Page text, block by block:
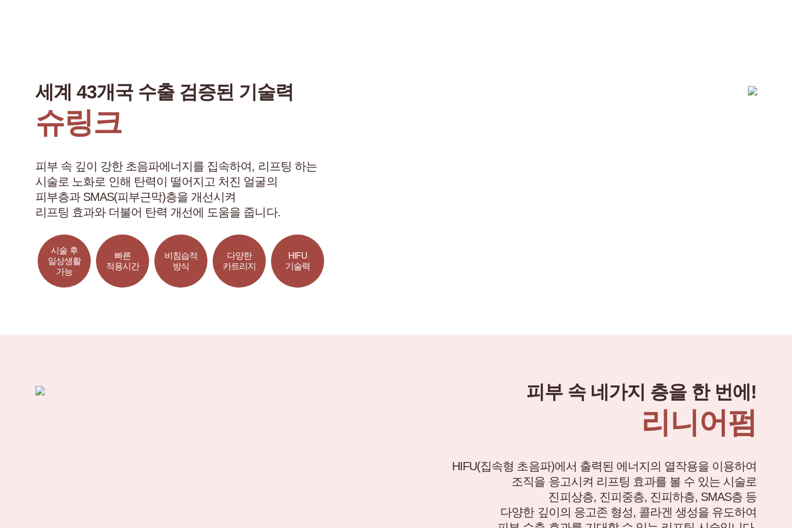
세계 43개국 수출 검증된 기술력
슈링크
피부 속 깊이 강한 초음파에너지를 집속하여, 리프팅 하는
시술로 노화로 인해 탄력이 떨어지고 처진 얼굴의
피부층과 SMAS(피부근막)층을 개선시켜
리프팅 효과와 더불어 탄력 개선에 도움을 줍니다.
시술 후
일상생활
가능
빠른
적용시간
비침습적
방식
다양한
카트리지
HIFU
기술력
피부 속 네가지 층을 한 번에!
리니어펌
HIFU(집속형 초음파)에서 출력된 에너지의 열작용을 이용하여
조직을 응고시켜 리프팅 효과를 볼 수 있는 시술로
진피상층, 진피중층, 진피하층, SMAS층 등
다양한 깊이의 응고존 형성, 콜라겐 생성을 유도하여